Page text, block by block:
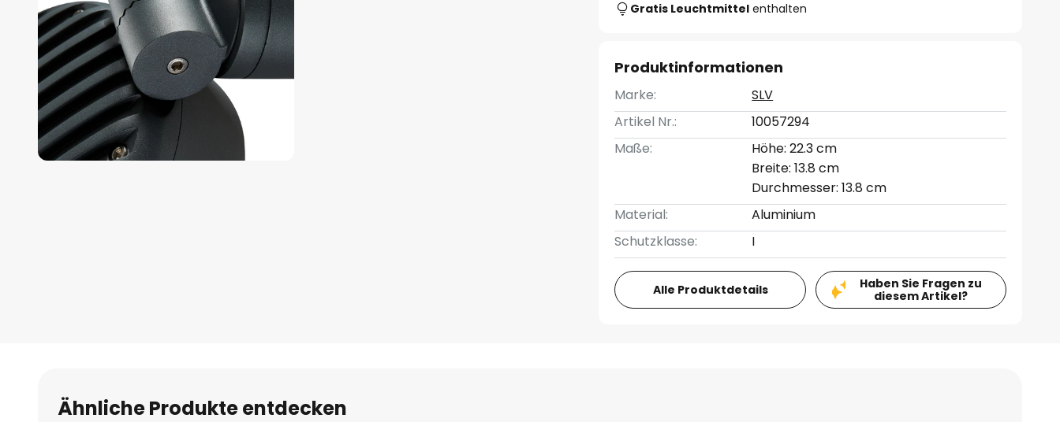
Gratis Leuchtmittel enthalten
Produktinformationen
Marke:
SLV
Artikel Nr.:
10057294
Maße:
Höhe: 22.3 cm
Breite: 13.8 cm
Durchmesser: 13.8 cm
Material:
Aluminium
Schutzklasse:
I
Alle Produktdetails
Haben Sie Fragen zu
diesem Artikel?
Ähnliche Produkte entdecken